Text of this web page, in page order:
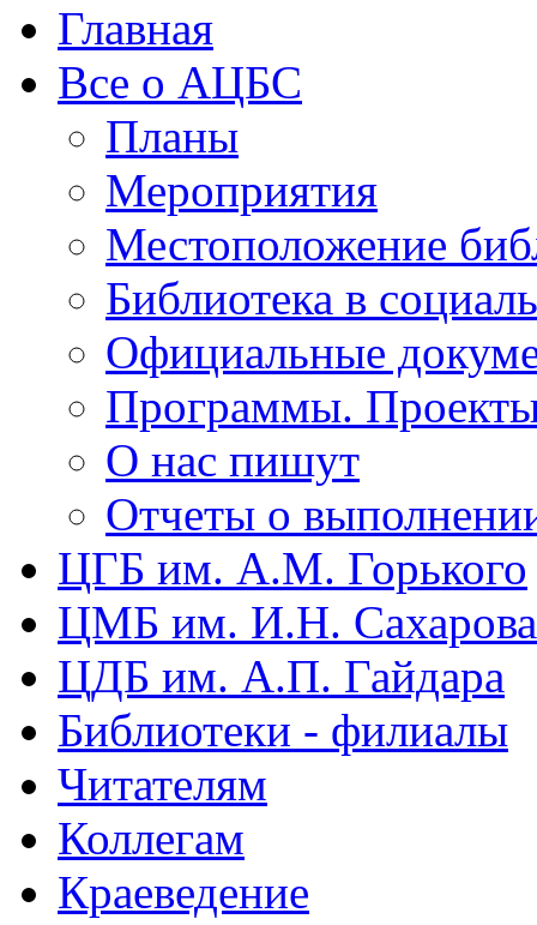
Главная
Все о АЦБС
Планы
Мероприятия
Местоположение
Библиотека в
Официальные
Программы.
О нас пишут
Отчеты о
ЦГБ им. А.М. Горького
ЦМБ им. И.Н. Сахарова
ЦДБ им. А.П. Гайдара
Библиотеки - филиалы
Читателям
Коллегам
Краеведение